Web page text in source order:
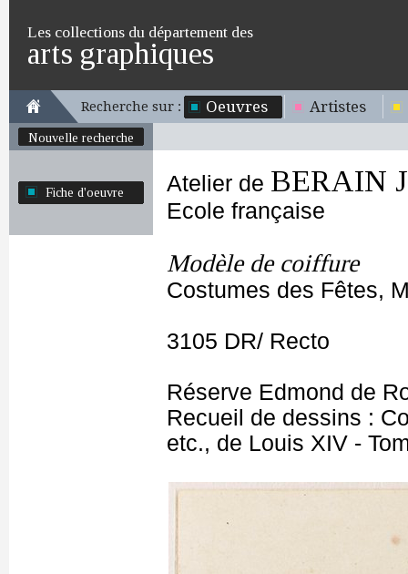
Les collections du département des
arts graphiques
Recherche sur : Oeuvres Artistes
Nouvelle recherche
Fiche d'oeuvre Atelier de BERAIN
Ecole française
Modèle de coiffure
Costumes des Fêtes,
3105 DR/ Recto
Réserve Edmond de
Recueil de dessins :
etc., de Louis XIV -